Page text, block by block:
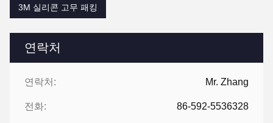
연락처
연락처: Mr. Zhang
전화: 86-592-5536328
3M 실리콘 고무 패킹